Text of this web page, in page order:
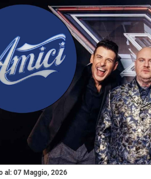
al: 07 Maggio, 2026